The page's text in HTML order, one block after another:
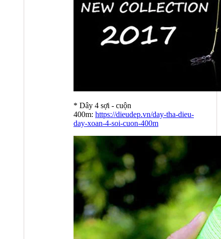
* Dây 4 sợi - cuộn
400m: https://dieudep.vn/day-tha-dieu-
day-xoan-4-soi-cuon-400m